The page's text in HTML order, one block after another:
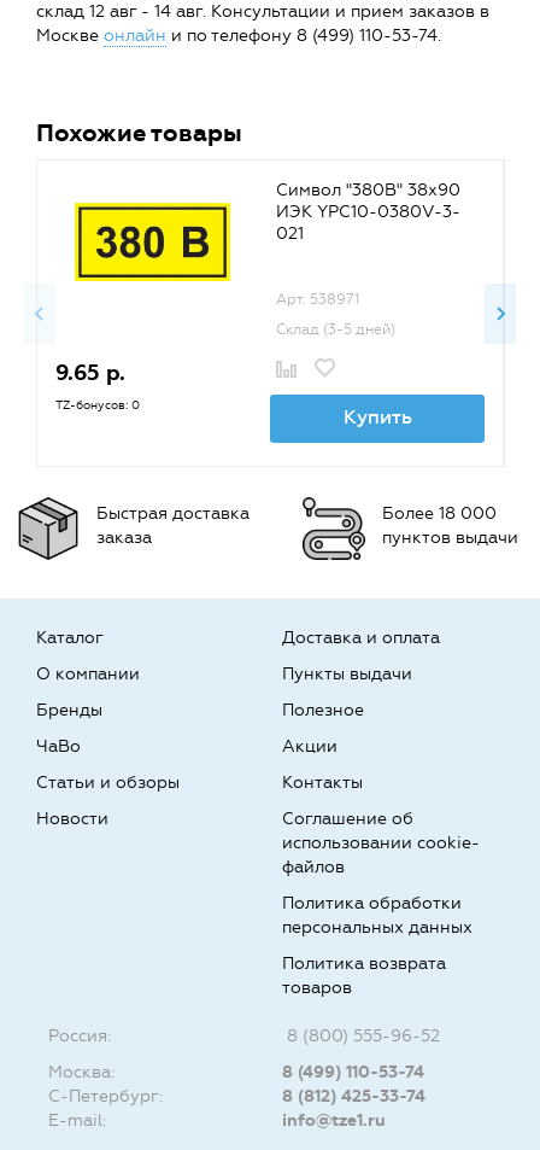
склад 12 авг - 14 авг. Консультации и прием заказов в
Москве онлайн и по телефону 8 (499) 110-53-74.
Похожие товары
Символ "380В" 38х90
ИЭК YPC10-0380V-3-
021
Арт. 538971
Склад (3-5 дней)
9.65 р.
TZ-бонусов: 0 Купить
Быстрая доставка
заказа
Более 18 000
пунктов выдачи
Каталог
О компании
Бренды
Доставка и оплата
Пункты выдачи
Полезное
ЧаВо
Статьи и обзоры
Новости
Акции
Контакты
Соглашение об
использовании cookie-
файлов
Политика обработки
персональных данных
Политика возврата
товаров
Россия:
8 (800) 555-96-52
Москва:
8 (499) 110-53-74
С-Петербург:
8 (812) 425-33-74
E-mail:
info@tze1.ru